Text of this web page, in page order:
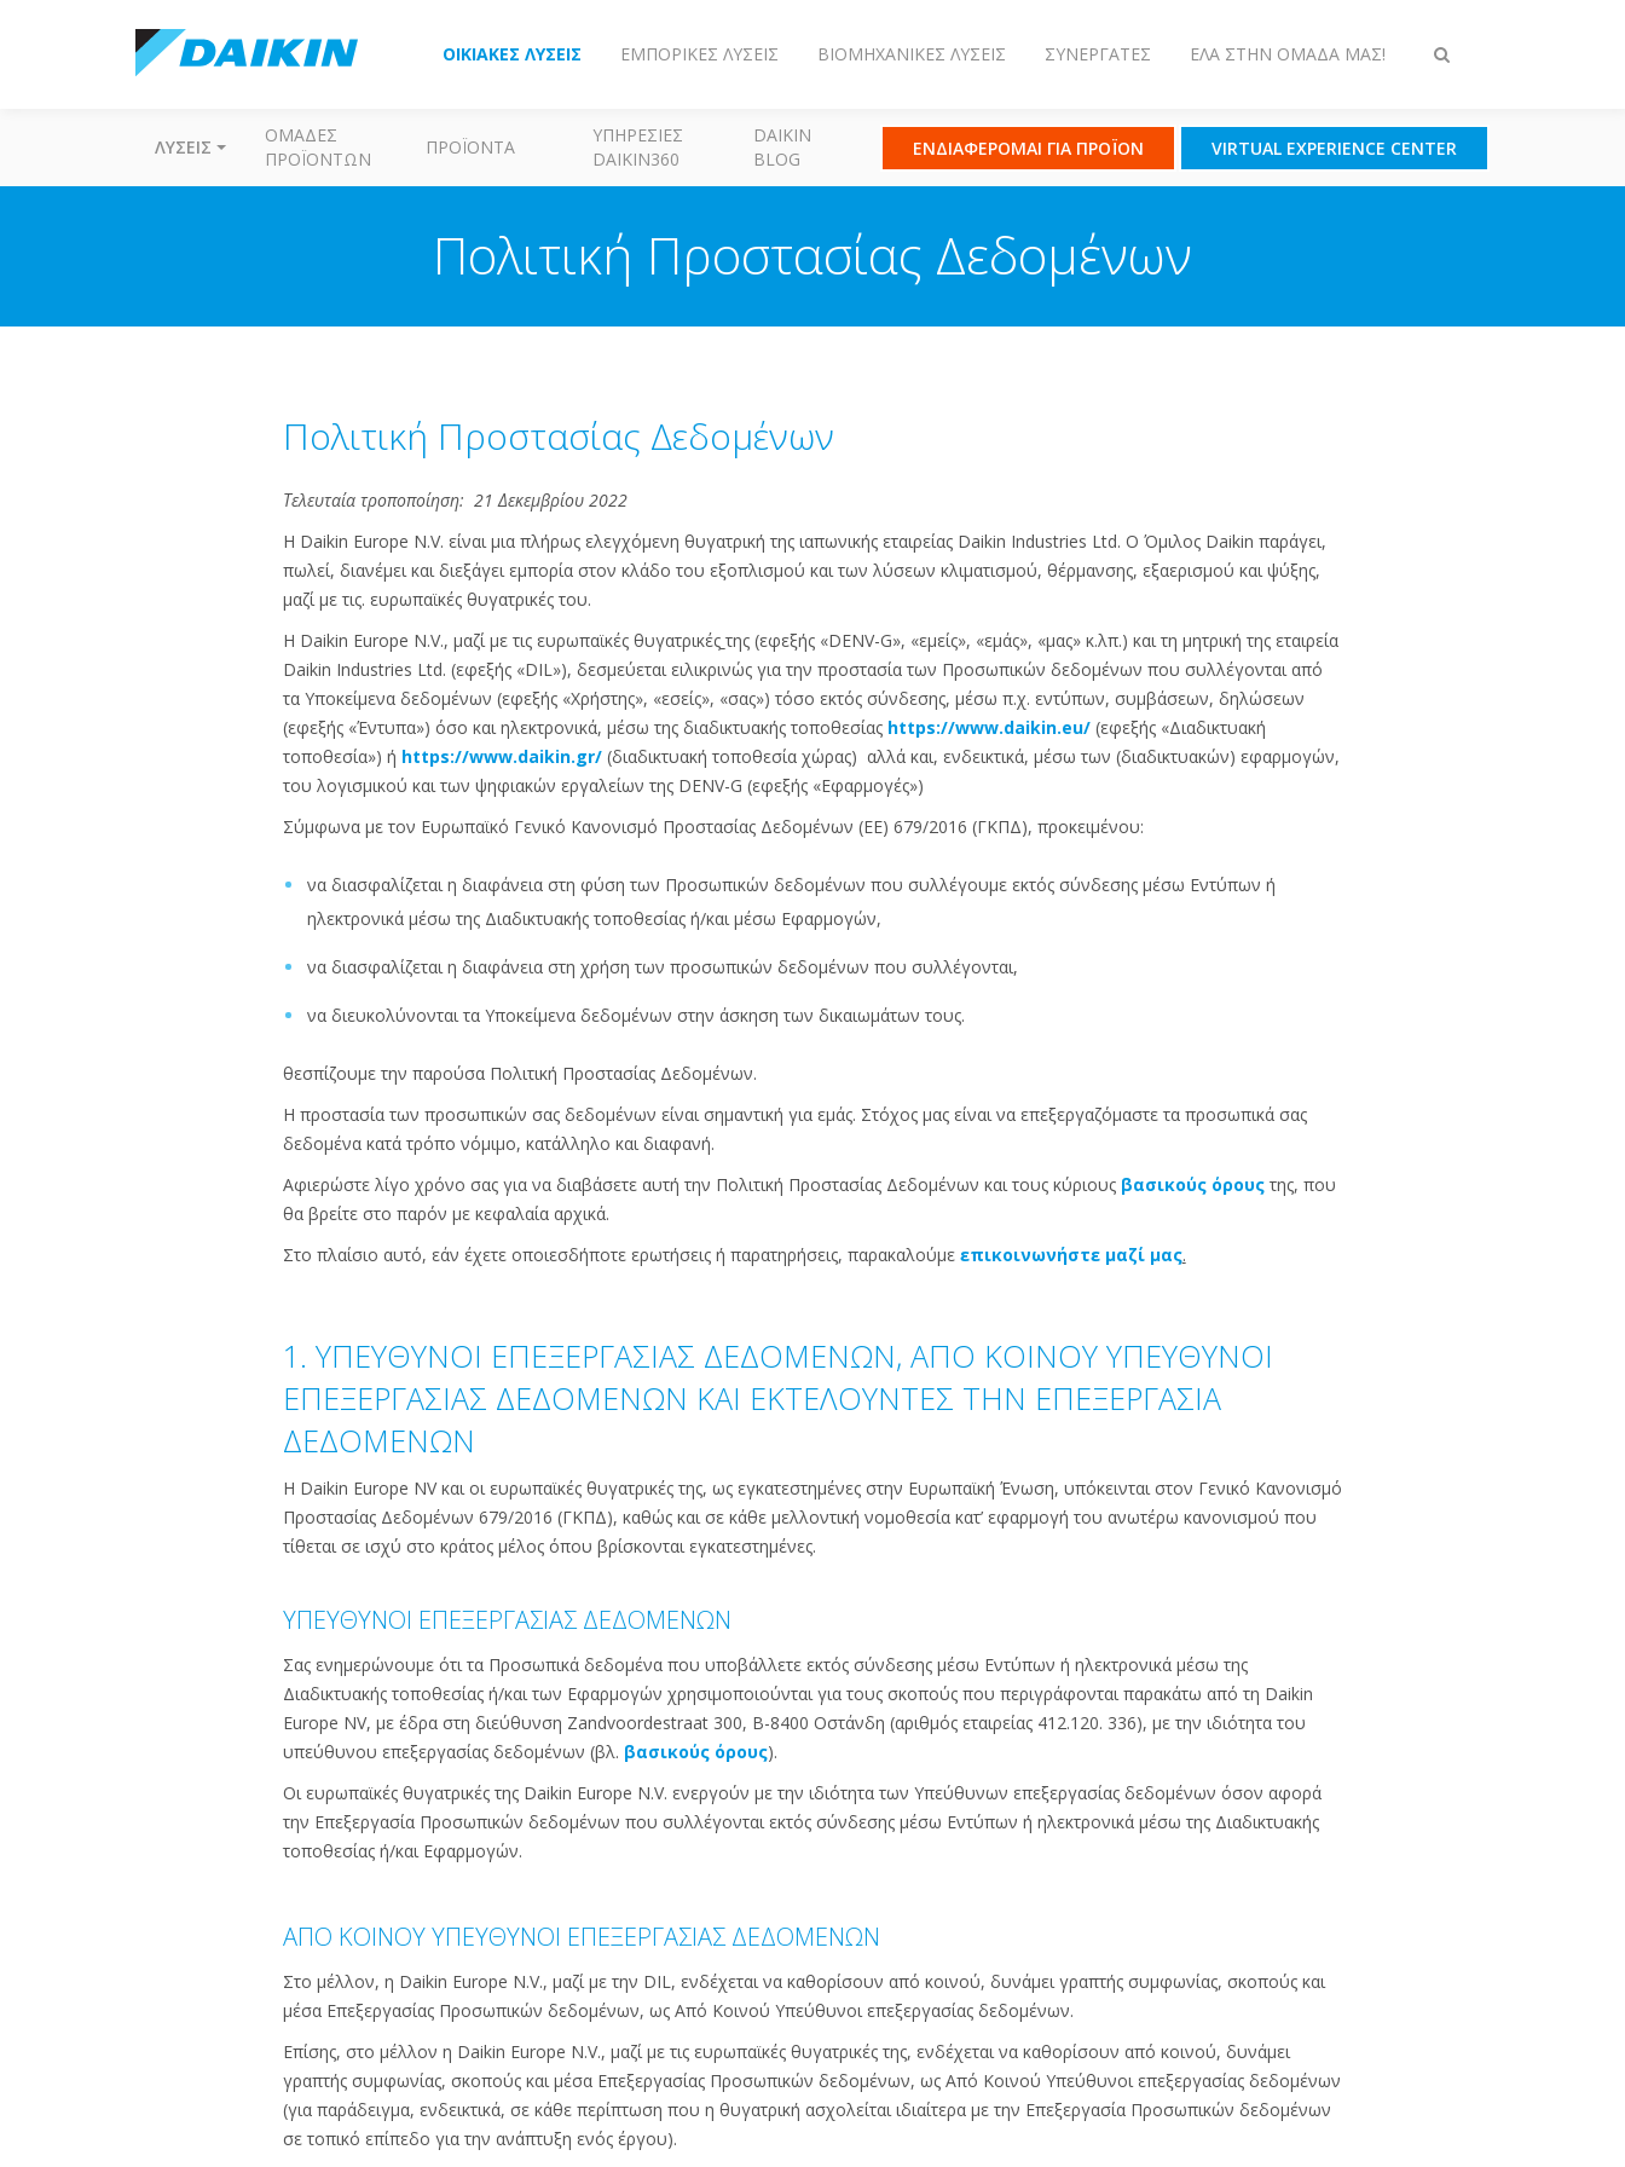
Εναλλαγή
ΟΙΚΙΑΚΈΣ ΛΎΣΕΙΣ ΕΜΠΟΡΙΚΈΣ ΛΎΣΕΙΣ ΒΙΟΜΗΧΑΝΙΚΈΣ ΛΎΣΕΙΣ ΣΥΝΕΡΓΆΤΕΣ ΈΛΑ ΣΤΗΝ ΟΜΆΔΑ ΜΑΣ!
ΛΎΣΕΙΣ
ΟΜΆΔΕΣ
ΠΡΟΪΌΝΤΩΝ
ΠΡΟΪΌΝΤΑ
ΥΠΗΡΕΣΊΕΣ
DAIKIN360
DAIKIN
BLOG
ΕΝΔΙΑΦΕΡΟΜΑΙ ΓΙΑ ΠΡΟΪΟΝ VIRTUAL EXPERIENCE CENTER
Πολιτική Προστασίας Δεδομένων
Πολιτική Προστασίας Δεδομένων
Τελευταία τροποποίηση: 21 Δεκεμβρίου 2022
Η Daikin Europe N.V. είναι μια πλήρως ελεγχόμενη θυγατρική της ιαπωνικής εταιρείας Daikin Industries Ltd. Ο Όμιλος Daikin παράγει,
πωλεί, διανέμει και διεξάγει εμπορία στον κλάδο του εξοπλισμού και των λύσεων κλιματισμού, θέρμανσης, εξαερισμού και ψύξης,
μαζί με τις. ευρωπαϊκές θυγατρικές του.
Η Daikin Europe N.V., μαζί με τις ευρωπαϊκές θυγατρικές της (εφεξής «DENV-G», «εμείς», «εμάς», «μας» κ.λπ.) και τη μητρική της εταιρεία
Daikin Industries Ltd. (εφεξής «DIL»), δεσμεύεται ειλικρινώς για την προστασία των Προσωπικών δεδομένων που συλλέγονται από
τα Υποκείμενα δεδομένων (εφεξής «Χρήστης», «εσείς», «σας») τόσο εκτός σύνδεσης, μέσω π.χ. εντύπων, συμβάσεων, δηλώσεων
(εφεξής «Έντυπα») όσο και ηλεκτρονικά, μέσω της διαδικτυακής τοποθεσίας https://www.daikin.eu/(εφεξής «Διαδικτυακή
τοποθεσία») ή https://www.daikin.gr/(διαδικτυακή τοποθεσία χώρας) αλλά και, ενδεικτικά, μέσω των (διαδικτυακών) εφαρμογών,
του λογισμικού και των ψηφιακών εργαλείων της DENV-G (εφεξής «Εφαρμογές»)
Σύμφωνα με τον Ευρωπαϊκό Γενικό Κανονισμό Προστασίας Δεδομένων (ΕΕ) 679/2016 (ΓΚΠΔ), προκειμένου:
να διασφαλίζεται η διαφάνεια στη φύση των Προσωπικών δεδομένων που συλλέγουμε εκτός σύνδεσης μέσω Εντύπων ή
ηλεκτρονικά μέσω της Διαδικτυακής τοποθεσίας ή/και μέσω Εφαρμογών,
να διασφαλίζεται η διαφάνεια στη χρήση των προσωπικών δεδομένων που συλλέγονται,
να διευκολύνονται τα Υποκείμενα δεδομένων στην άσκηση των δικαιωμάτων τους.
θεσπίζουμε την παρούσα Πολιτική Προστασίας Δεδομένων.
Η προστασία των προσωπικών σας δεδομένων είναι σημαντική για εμάς. Στόχος μας είναι να επεξεργαζόμαστε τα προσωπικά σας
δεδομένα κατά τρόπο νόμιμο, κατάλληλο και διαφανή.
Αφιερώστε λίγο χρόνο σας για να διαβάσετε αυτή την Πολιτική Προστασίας Δεδομένων και τους κύριους βασικούς όρουςτης, που
θα βρείτε στο παρόν με κεφαλαία αρχικά.
Στο πλαίσιο αυτό, εάν έχετε οποιεσδήποτε ερωτήσεις ή παρατηρήσεις, παρακαλούμε επικοινωνήστε μαζί μας.
1. ΥΠΕΥΘΥΝΟΙ ΕΠΕΞΕΡΓΑΣΙΑΣ ΔΕΔΟΜΕΝΩΝ, ΑΠΟ ΚΟΙΝΟΥ ΥΠΕΥΘΥΝΟΙ
ΕΠΕΞΕΡΓΑΣΙΑΣ ΔΕΔΟΜΕΝΩΝ ΚΑΙ ΕΚΤΕΛΟΥΝΤΕΣ ΤΗΝ ΕΠΕΞΕΡΓΑΣΙΑ
ΔΕΔΟΜΕΝΩΝ
Η Daikin Europe NV και οι ευρωπαϊκές θυγατρικές της, ως εγκατεστημένες στην Ευρωπαϊκή Ένωση, υπόκεινται στον Γενικό Κανονισμό
Προστασίας Δεδομένων 679/2016 (ΓΚΠΔ), καθώς και σε κάθε μελλοντική νομοθεσία κατ’ εφαρμογή του ανωτέρω κανονισμού που
τίθεται σε ισχύ στο κράτος μέλος όπου βρίσκονται εγκατεστημένες.
ΥΠΕΥΘΥΝΟΙ ΕΠΕΞΕΡΓΑΣΙΑΣ ΔΕΔΟΜΕΝΩΝ
Σας ενημερώνουμε ότι τα Προσωπικά δεδομένα που υποβάλλετε εκτός σύνδεσης μέσω Εντύπων ή ηλεκτρονικά μέσω της
Διαδικτυακής τοποθεσίας ή/και των Εφαρμογών χρησιμοποιούνται για τους σκοπούς που περιγράφονται παρακάτω από τη Daikin
Europe NV, με έδρα στη διεύθυνση Zandvoordestraat 300, B-8400 Οστάνδη (αριθμός εταιρείας 412.120. 336), με την ιδιότητα του
υπεύθυνου επεξεργασίας δεδομένων (βλ. βασικούς όρους).
Οι ευρωπαϊκές θυγατρικές της Daikin Europe N.V. ενεργούν με την ιδιότητα των Υπεύθυνων επεξεργασίας δεδομένων όσον αφορά
την Επεξεργασία Προσωπικών δεδομένων που συλλέγονται εκτός σύνδεσης μέσω Εντύπων ή ηλεκτρονικά μέσω της Διαδικτυακής
τοποθεσίας ή/και Εφαρμογών.
ΑΠΟ ΚΟΙΝΟΥ ΥΠΕΥΘΥΝΟΙ ΕΠΕΞΕΡΓΑΣΙΑΣ ΔΕΔΟΜΕΝΩΝ
Στο μέλλον, η Daikin Europe N.V., μαζί με την DIL, ενδέχεται να καθορίσουν από κοινού, δυνάμει γραπτής συμφωνίας, σκοπούς και
μέσα Επεξεργασίας Προσωπικών δεδομένων, ως Από Κοινού Υπεύθυνοι επεξεργασίας δεδομένων.
Επίσης, στο μέλλον η Daikin Europe N.V., μαζί με τις ευρωπαϊκές θυγατρικές της, ενδέχεται να καθορίσουν από κοινού, δυνάμει
γραπτής συμφωνίας, σκοπούς και μέσα Επεξεργασίας Προσωπικών δεδομένων, ως Από Κοινού Υπεύθυνοι επεξεργασίας δεδομένων
(για παράδειγμα, ενδεικτικά, σε κάθε περίπτωση που η θυγατρική ασχολείται ιδιαίτερα με την Επεξεργασία Προσωπικών δεδομένων
σε τοπικό επίπεδο για την ανάπτυξη ενός έργου).